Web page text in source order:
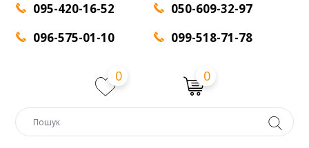
095-420-16-52
096-575-01-10
050-609-32-97
099-518-71-78
0 0